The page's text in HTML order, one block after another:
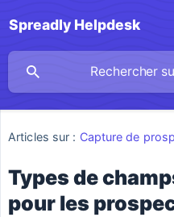
Spreadly Helpdesk
Articles sur : Capture de
Types de
pour les